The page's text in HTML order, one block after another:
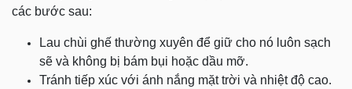
các bước sau:
Lau chùi ghế thường xuyên để giữ cho nó luôn sạch
sẽ và không bị bám bụi hoặc dầu mỡ.
Tránh tiếp xúc với ánh nắng mặt trời và nhiệt độ cao.